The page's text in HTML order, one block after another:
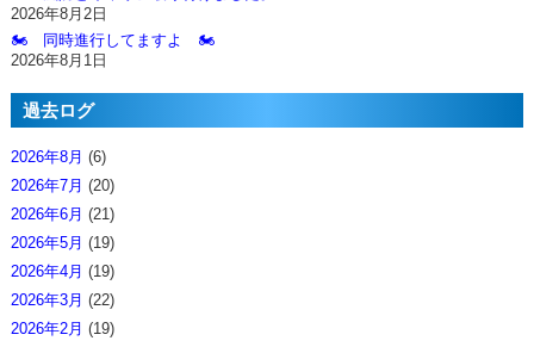
2026年8月2日
🏍️ 同時進行してますよ 🏍️
2026年8月1日
過去ログ
2026年8月 (6)
2026年7月 (20)
2026年6月 (21)
2026年5月 (19)
2026年4月 (19)
2026年3月 (22)
2026年2月 (19)